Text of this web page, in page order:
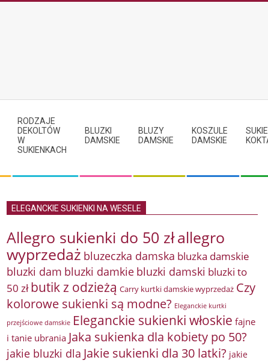
RODZAJE
DEKOLTÓW
W
SUKIENKACH
BLUZKI
DAMSKIE
BLUZY
DAMSKIE
KOSZULE
DAMSKIE
ELEGANCKIE SUKIENKI NA WESELE
Allegro sukienki do 50 złallegro
wyprzedaż bluzeczka damska bluzka damskie
bluzki dam bluzki damkie bluzki damski bluzki to
50 zł butik z odzieżą Carry kurtki damskie wyprzedaż Czy
kolorowe sukienki są modne? Eleganckie kurtki
przejściowe damskie Eleganckie sukienki włoskie fajne
i tanie ubrania Jaka sukienka dla kobiety po 50?
jakie bluzki dla Jakie sukienki dla 30 latki? jakie